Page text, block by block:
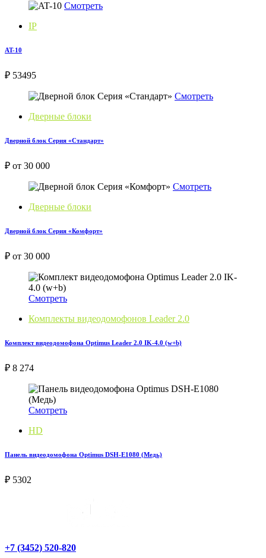
Смотреть
IP
AT-10
₽ 53495
Смотреть
Дверные блоки
Дверной блок Серия «Стандарт»
₽ от 30 000
Смотреть
Дверные блоки
Дверной блок Серия «Комфорт»
₽ от 30 000
Смотреть
Комплекты видеодомофонов Leader 2.0
Комплект видеодомофона Optimus Leader 2.0 IK-4.0 (w+b)
₽ 8 274
Смотреть
HD
Панель видеодомофона Optimus DSH-E1080 (Медь)
₽ 5302
+7 (3452) 520-820